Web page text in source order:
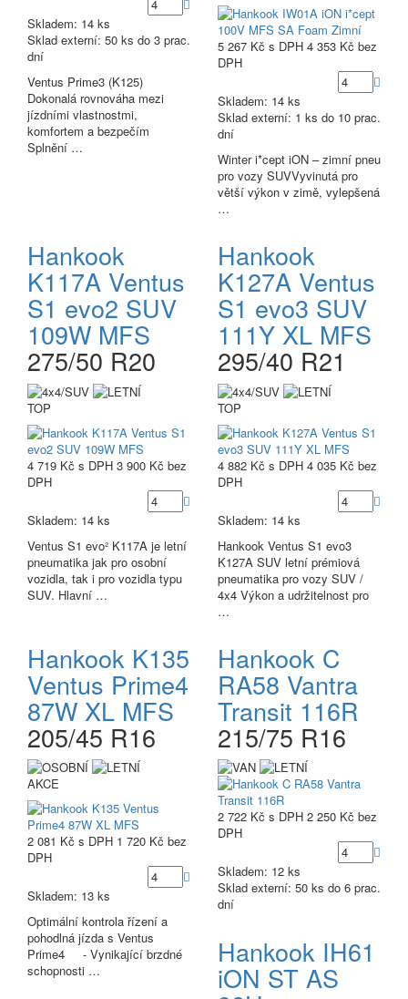
Skladem: 14 ks
Sklad externí: 50 ks do 3 prac.
dní
Ventus Prime3 (K125)
Dokonalá rovnováha mezi
jízdními vlastnostmi,
komfortem a bezpečím
Splnění …
5 267 Kč s DPH 4 353 Kč bez
DPH
Skladem: 14 ks
Sklad externí: 1 ks do 10 prac.
dní
Winter i*cept iON – zimní pneu
pro vozy SUVVyvinutá pro
větší výkon v zimě, vylepšená
…
Hankook
K117A Ventus
S1 evo2 SUV
109W MFS
275/50 R20
TOP
4 719 Kč s DPH 3 900 Kč bez
DPH
Skladem: 14 ks
Ventus S1 evo² K117A je letní
pneumatika jak pro osobní
vozidla, tak i pro vozidla typu
SUV. Hlavní …
Hankook
K127A Ventus
S1 evo3 SUV
111Y XL MFS
295/40 R21
TOP
4 882 Kč s DPH 4 035 Kč bez
DPH
Skladem: 14 ks
Hankook Ventus S1 evo3
K127A SUV letní prémiová
pneumatika pro vozy SUV /
4x4 Výkon a udržitelnost pro
…
Hankook K135
Ventus Prime4
87W XL MFS
205/45 R16
AKCE
2 081 Kč s DPH 1 720 Kč bez
DPH
Skladem: 13 ks
Optimální kontrola řízení a
pohodlná jízda s Ventus
Prime4 - Vynikající brzdné
schopnosti …
Hankook C
RA58 Vantra
Transit 116R
215/75 R16
2 722 Kč s DPH 2 250 Kč bez
DPH
Skladem: 12 ks
Sklad externí: 50 ks do 6 prac.
dní
Hankook IH61
iON ST AS